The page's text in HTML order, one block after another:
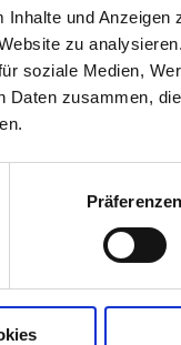
und
zu
soziale Medien,
Daten zusammen,
Präferenzen
Fahrzeuge
NACHNAME